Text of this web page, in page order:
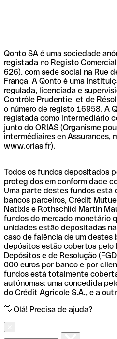
Qonto SA é uma sociedade
registada no Registo
626), com sede social na Rue
França. A Qonto é uma
regulada, licenciada e
Contrôle Prudentiel et de
o número de registo 16958. A
registada como intermediário
junto do ORIAS (Organisme
intermédiaires en Assurances,
www.orias.fr).
Todos os fundos depositados
protegidos em conformidade
Uma parte destes fundos está
bancos parceiros, Crédit
Natixis e Rothschild Martin
fundos do mercado monetário
unidades estão depositadas
caso de falência de um destes
depósitos estão cobertos pelo
Depósitos e de Resolução
000 euros por banco e por
fundos está totalmente
autónomas: uma concedida
do Crédit Agricole S.A., e a
👋 Olá! Precisa de ajuda?